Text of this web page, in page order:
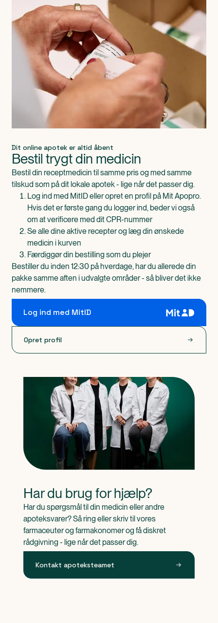
Dit online apotek er altid åbent
Bestil trygt din medicin
Bestil din receptmedicin til samme pris og med samme
tilskud som på dit lokale apotek - lige når det passer dig.
Log ind med MitID eller opret en profil på Mit Apopro.
Hvis det er første gang du logger ind, beder vi også
om at verificere med dit CPR-nummer
Se alle dine aktive recepter og læg din ønskede
medicin i kurven
Færdiggør din bestilling som du plejer
Bestiller du inden 12:30 på hverdage, har du allerede din
pakke samme aften i udvalgte områder - så bliver det ikke
nemmere.
Log ind med MitID
Opret profil
Har du brug for hjælp?
Har du spørgsmål til din medicin eller andre
apoteksvarer? Så ring eller skriv til vores
farmaceuter og farmakonomer og få diskret
rådgivning - lige når det passer dig.
Kontakt apoteksteamet